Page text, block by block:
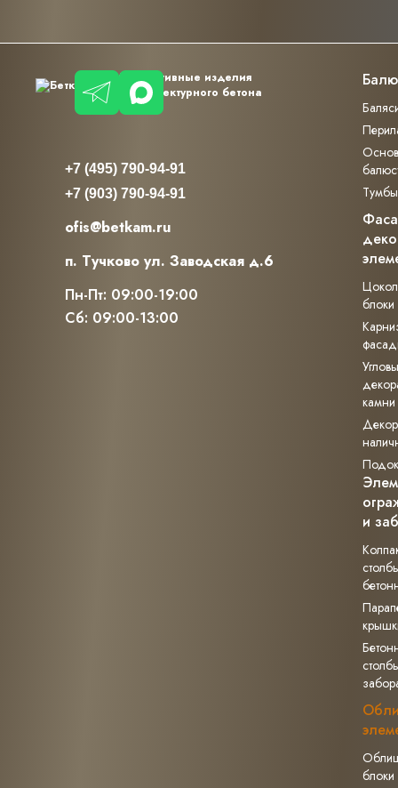
Декоративные изделия
из архитектурного бетона
+7 (495) 790-94-91
+7 (903) 790-94-91
ofis@betkam.ru
п. Тучково ул. Заводская д.6
Пн-Пт: 09:00-19:00
Сб: 09:00-13:00
Тумбы
блоки
камни
и
блоки